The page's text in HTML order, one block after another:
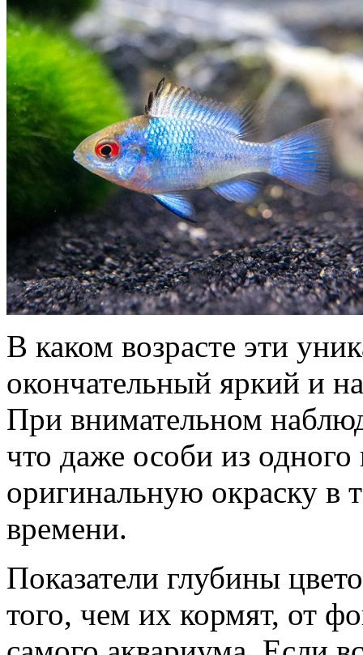
В каком возрасте эти
окончательный яркий и
При внимательном
что даже особи из
оригинальную окраску в
времени.
Показатели глубины
того, чем их кормят, от